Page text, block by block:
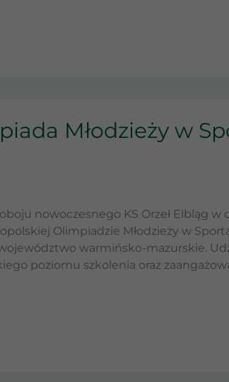
Młodzieży w
nowoczesnego KS Orzeł Elbląg w
Olimpiadzie Młodzieży w
warmińsko-mazurskie.
poziomu szkolenia oraz